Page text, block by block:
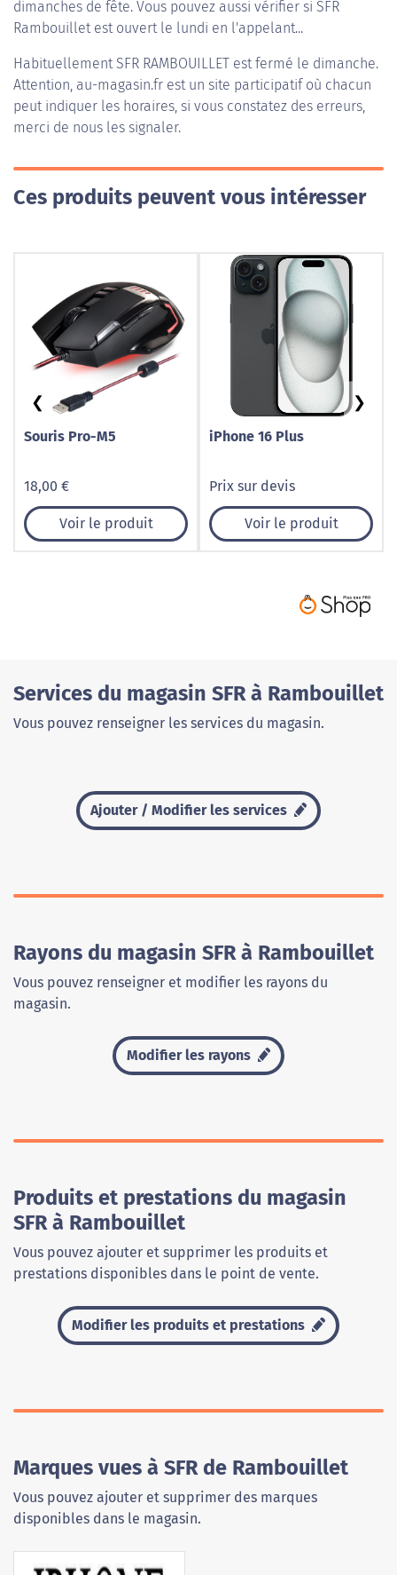
dimanches de fête. Vous pouvez aussi vérifier si SFR
Rambouillet est ouvert le lundi en l'appelant...
HabituellementSFR RAMBOUILLET est fermé le dimanche.
Attention, au-magasin.fr est un site participatif où chacun
peut indiquer les horaires, si vous constatez des erreurs,
merci de nous les signaler.
Ces produits peuvent vous intéresser
Souris Pro-M5
18,00 €
Voir le produit
iPhone 16 Plus
Prix sur devis
Voir le produit
❮ ❯
Services du magasin SFR à Rambouillet
Vous pouvez renseigner les services du magasin.
Ajouter / Modifier les services
Rayons du magasin SFR à Rambouillet
Vous pouvez renseigner et modifier les rayons du
magasin.
Modifier les rayons
Produits et prestations du magasin
SFR à Rambouillet
Vous pouvez ajouter et supprimer les produits et
prestations disponibles dans le point de vente.
Modifier les produits et prestations
Marques vues à SFR de Rambouillet
Vous pouvez ajouter et supprimer des marques
disponibles dans le magasin.